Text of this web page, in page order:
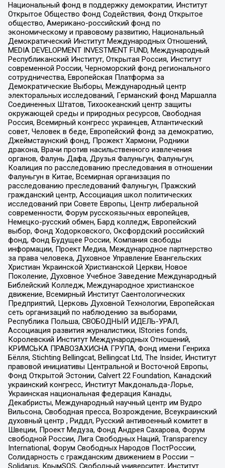
Национальный фонд в поддержку демократии, Институт
Открытое Общество Фонд Содействия, Фонд Открытое
общество, Американо-российский фонд по
экономическому и правовому развитию, Национальный
Демократический Институт Международных Отношений,
MEDIA DEVELOPMENT INVESTMENT FUND, Международный
Республиканский Институт, Открытая Россия, Институт
современной России, Черноморский фонд регионального
сотрудничества, Европейская Платформа за
Демократические Выборы, Международный центр
электоральных исследований, Германский фонд Маршалла
Соединенных Штатов, Тихоокеанский центр защиты
окружающей среды и природных ресурсов, Свободная
Россия, Всемирный конгресс украинцев, Атлантический
совет, Человек в беде, Европейский фонд за демократию,
Джеймстаунский фонд, Прожект Хармони, Родники
дракона, Врачи против насильственного извлечения
органов, Фалунь Дафа, Друзья Фалуньгун, Фалуньгун,
Коалиция по расследованию преследования в отношении
Фалуньгун в Китае, Всемирная организация по
расследованию преследований Фалуньгун, Пражский
гражданский центр, Ассоциация школ политических
исследований при Совете Европы, Центр либеральной
современности, Форум русскоязычных европейцев,
Немецко-русский обмен, Бард колледж, Европейский
выбор, Фонд Ходорковского, Оксфордский российский
фонд, Фонд Будущее России, Компания свободы
информации, Проект Медиа, Международное партнерство
за права человека, Духовное Управление Евангельских
Христиан Украинской Христианской Церкви, Новое
Поколение, Духовное Учебное Заведение Международный
Библейский Колледж, Международное христианское
движение, Всемирный Институт Саентологических
Предприятий, Церковь Духовной Технологии, Европейская
сеть организаций по наблюдению за выборами,
Республика Польша, СВОБОДНЫЙ ИДЕЛЬ-УРАЛ,
Ассоциация развития журналистики, IStories fonds,
Королевский Институт Международных Отношений,
КРИМСЬКА ПРАВОЗАХИСНА ГРУПА, Фонд имени Генриха
Бёлля, Stichting Bellingcat, Bellingcat Ltd, The Insider, Институт
правовой инициативы Центральной и Восточной Европы,
Фонд Открытой Эстонии, Calvert 22 Foundation, Канадский
украинский конгресс, Институт Макдональда-Лорье,
Украинская национальная федерация Канады,
Декабристы, Международный научный центр им Вудро
Вильсона, Свободная пресса, Возрождение, Всеукраинский
духовный центр , Риддл, Русский антивоенный комитет в
Швеции, Проект Медуза, Фонд Андрея Сахарова, Форум
свободной России, Лига Свободных Наций, Transparеncy
International, Форум Свободных Народов ПостРоссии,
Солидарность с гражданским движением в России –
Solidarus, КрымSOS, Свободный университет, Институт